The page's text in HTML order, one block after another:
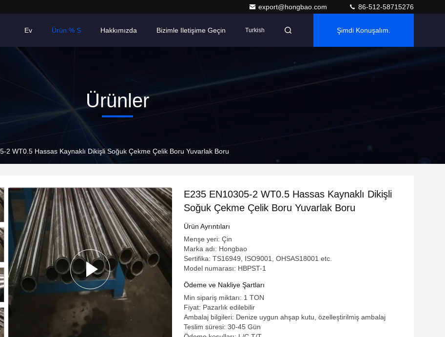
export@hongbao.com 86-512-58715276
Ev Ürün:% S Hakkımızda Bizimle Iletişime Geçin Turkish Şimdi Konuşalım.
Ürünler
2 WT0.5 Hassas Kaynaklı Dikişli Soğuk Çekme Çelik Boru Yuvarlak Boru
E235 EN10305-2 WT0.5 Hassas Kaynaklı Dikişli
Soğuk Çekme Çelik Boru Yuvarlak Boru
Ürün Ayrıntıları
Menşe yeri: Çin
Marka adı: Hongbao
Sertifika: TS16949, ISO9001, OHSAS18001 etc.
Model numarası: HBPST-1
Ödeme ve Nakliye Şartları
Min sipariş miktarı: 1 TON
Fiyat: Pazarlık edilebilir
Ambalaj bilgileri: Denize uygun ahşap kutu, özelleştirilmiş ambalaj
Teslim süresi: 30-45 Gün